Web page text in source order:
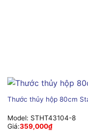
Thước thủy hộp 80cm
Model: STHT43104-8
Giá:359,000₫